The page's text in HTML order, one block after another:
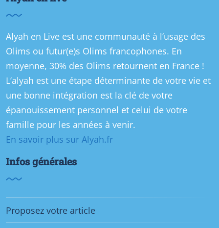
Alyah en Live est une communauté à l’usage des
Olims ou futur(e)s Olims francophones. En
moyenne, 30% des Olims retournent en France !
L’alyah est une étape déterminante de votre vie et
une bonne intégration est la clé de votre
épanouissement personnel et celui de votre
famille pour les années à venir.
En savoir plus sur Alyah.fr
Infos générales
Proposez votre article